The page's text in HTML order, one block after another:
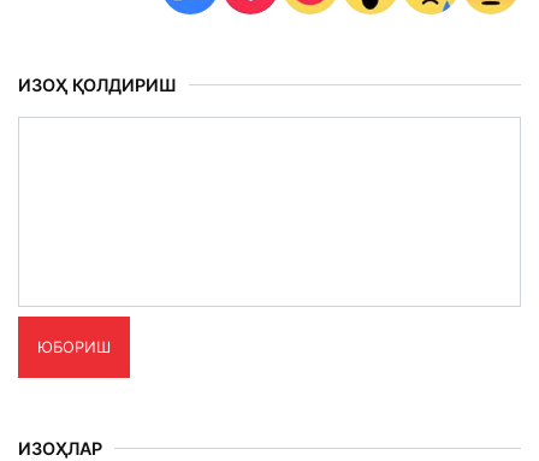
ИЗОҲ ҚОЛДИРИШ
ЮБОРИШ
ИЗОҲЛАР